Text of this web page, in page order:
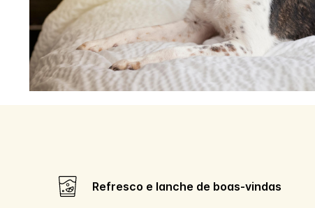
Refresco e lanche de boas-vindas